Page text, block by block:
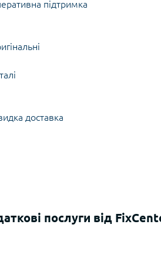
підтримка
доставка
послуги від